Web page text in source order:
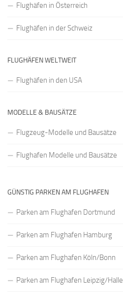
Flughäfen in Österreich
Flughäfen in der Schweiz
FLUGHÄFEN WELTWEIT
Flughäfen in den USA
MODELLE & BAUSÄTZE
Flugzeug-Modelle und Bausätze
Flughafen Modelle und Bausätze
GÜNSTIG PARKEN AM FLUGHAFEN
Parken am Flughafen Dortmund
Parken am Flughafen Hamburg
Parken am Flughafen Köln/Bonn
Parken am Flughafen Leipzig/Halle